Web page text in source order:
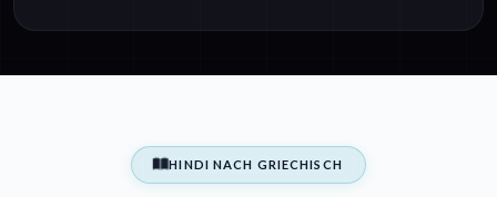
HINDI NACH GRIECHISCH